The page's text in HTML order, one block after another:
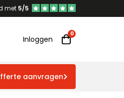
met 5/5
Inloggen
aanvragen